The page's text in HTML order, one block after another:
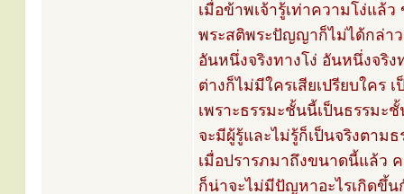
เมื่อข้าพเจ้ารู้เท่าความโง่แล้
พระสติพระปัญญาก็ไม่ได้กล่าว
อันหนึ่งจริงทางโง่ อันหนึ่งจริ
ต่างก็ไม่มีใครเสียเปรียบใคร
เพราะธรรมะชั้นนี้เป็นธรรมะ
จะมีผู้รู้และไม่รู้ก็เป็นจริงตาม
เมื่อปรารภมาถึงขนาดนี้แล้ว
ก็น่าจะไม่มีปัญหาอะไรเกิดขึ้น